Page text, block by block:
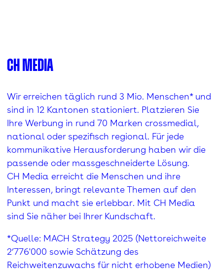
CH Media
Wir erreichen täglich rund 3 Mio. Menschen* und
sind in 12 Kantonen stationiert. Platzieren Sie
Ihre Werbung in rund 70 Marken crossmedial,
national oder spezifisch regional. Für jede
kommunikative Herausforderung haben wir die
passende oder massgeschneiderte Lösung.
CH Media erreicht die Menschen und ihre
Interessen, bringt relevante Themen auf den
Punkt und macht sie erlebbar. Mit CH Media
sind Sie näher bei Ihrer Kundschaft.
*Quelle: MACH Strategy 2025 (Nettoreichweite
2’776'000 sowie Schätzung des
Reichweitenzuwachs für nicht erhobene Medien)